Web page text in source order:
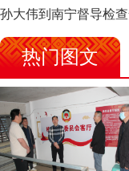
热门图文